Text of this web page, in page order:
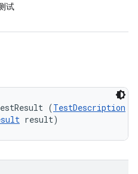
试
(TestDescription
result)